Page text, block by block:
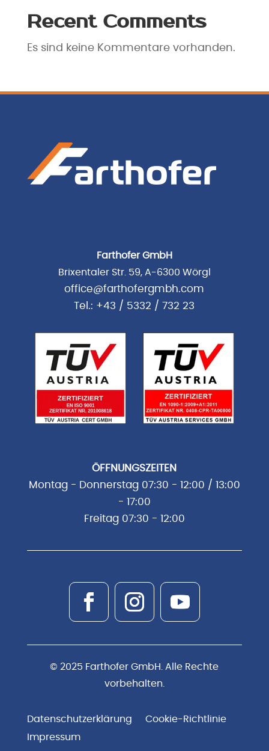
Recent Comments
Es sind keine Kommentare vorhanden.
Farthofer GmbH
Brixentaler Str. 59, A-6300 Wörgl
office@farthofergmbh.com
Tel.: +43 / 5332 / 732 23
ÖFFNUNGSZEITEN
Montag - Donnerstag 07:30 - 12:00 / 13:00
- 17:00
Freitag 07:30 - 12:00
© 2025 Farthofer GmbH. Alle Rechte
vorbehalten.
Datenschutzerklärung
Cookie-Richtlinie
Impressum